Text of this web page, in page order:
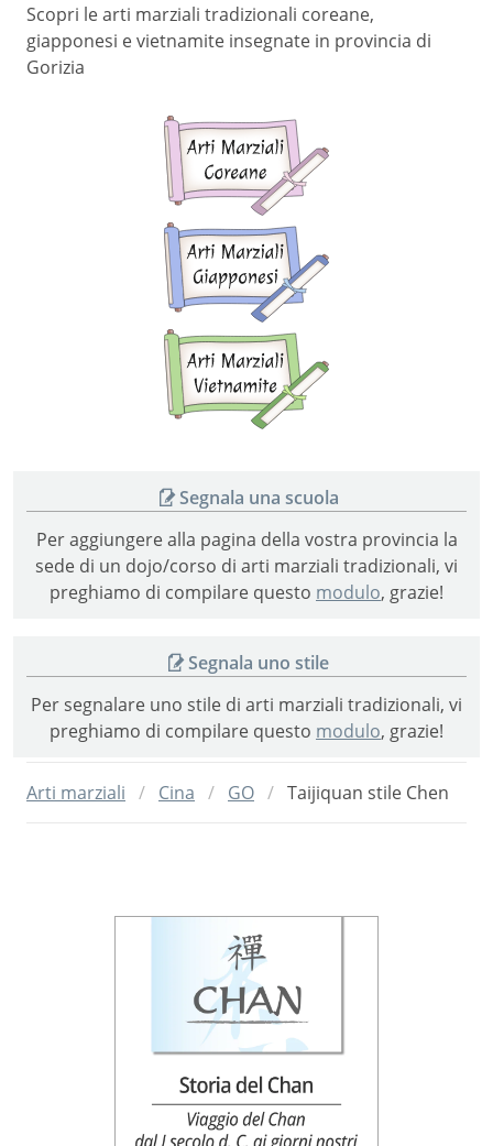
Scopri le arti marziali tradizionali coreane,
giapponesi e vietnamite insegnate in provincia di
Gorizia
marziali
marziali
marziali
Segnala una scuola
Per aggiungere alla pagina della vostra provincia la
sede di un dojo/corso di arti marziali tradizionali, vi
preghiamo di compilare questo modulo, grazie!
Segnala uno stile
Per segnalare uno stile di arti marziali tradizionali, vi
preghiamo di compilare questo modulo, grazie!
Arti marziali Cina GO Taijiquan stile Chen